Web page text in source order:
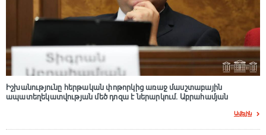
Իշխանությունը հերթական փոթորկից առաջ մասշտաբային
ապատեղեկատվության մեծ դnզա է ներարկում․ Աբրահամյան
Ավելին